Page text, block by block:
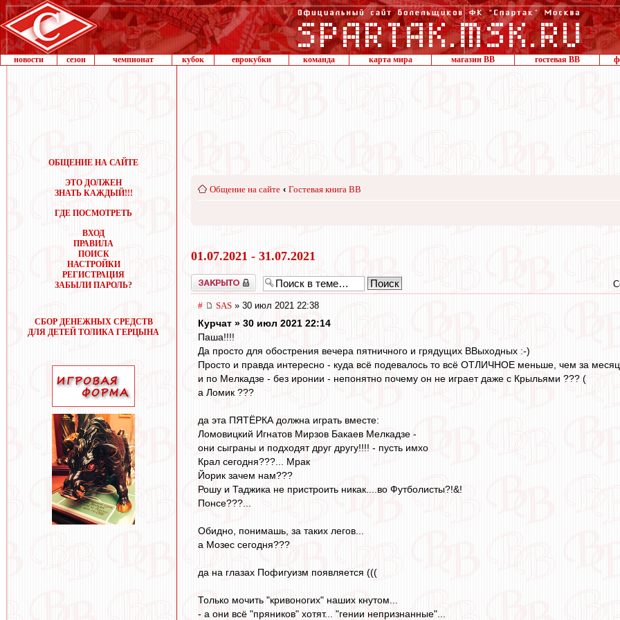
новости сезон чемпионат кубок еврокубки команда карта мира магазин ВВ гостевая ВВ
ОБЩЕНИЕ НА САЙТЕ
ЭТО ДОЛЖЕН
ЗНАТЬ КАЖДЫЙ!!!
ГДЕ ПОСМОТРЕТЬ
ВХОД
ПРАВИЛА
ПОИСК
НАСТРОЙКИ
РЕГИСТРАЦИЯ
ЗАБЫЛИ ПАРОЛЬ?
СБОР ДЕНЕЖНЫХ СРЕДСТВ
ДЛЯ ДЕТЕЙ ТОЛИКА ГЕРЦЫНА
Общение на сайте ‹ Гостевая книга ВВ
01.07.2021 - 31.07.2021
Закрыто
# SAS » 30 июл 2021 22:38
Курчат » 30 июл 2021 22:14
Паша!!!!
Да просто для обострения вечера пятничного и грядущих ВВыходных :-)
Просто и правда интересно - куда всё подевалось то всё ОТЛИЧНОЕ меньше, чем за
и по Мелкадзе - без иронии - непонятно почему он не играет даже с Крыльями ??? (
а Ломик ???
да эта ПЯТЁРКА должна играть вместе:
Ломовицкий Игнатов Мирзов Бакаев Мелкадзе -
они сыграны и подходят друг другу!!!! - пусть имхо
Крал сегодня???... Мрак
Йорик зачем нам???
Рошу и Таджика не пристроить никак....во Футболисты?!&!
Понсе???...
Обидно, понимашь, за таких легов...
а Мозес сегодня???
да на глазах Пофигуизм появляется (((
Только мочить "кривоногих" наших кнутом...
- а они всё "пряников" хотят... "гении непризнанные"...